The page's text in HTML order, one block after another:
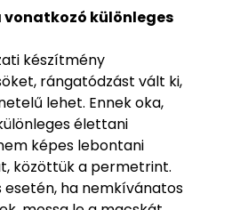
különleges
készítmény
rángatódzást vált ki,
lehet. Ennek oka,
élettani
képes lebontani
közöttük a permetrint.
ha nemkívánatos